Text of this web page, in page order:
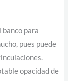
banco para
pues puede
opacidad de